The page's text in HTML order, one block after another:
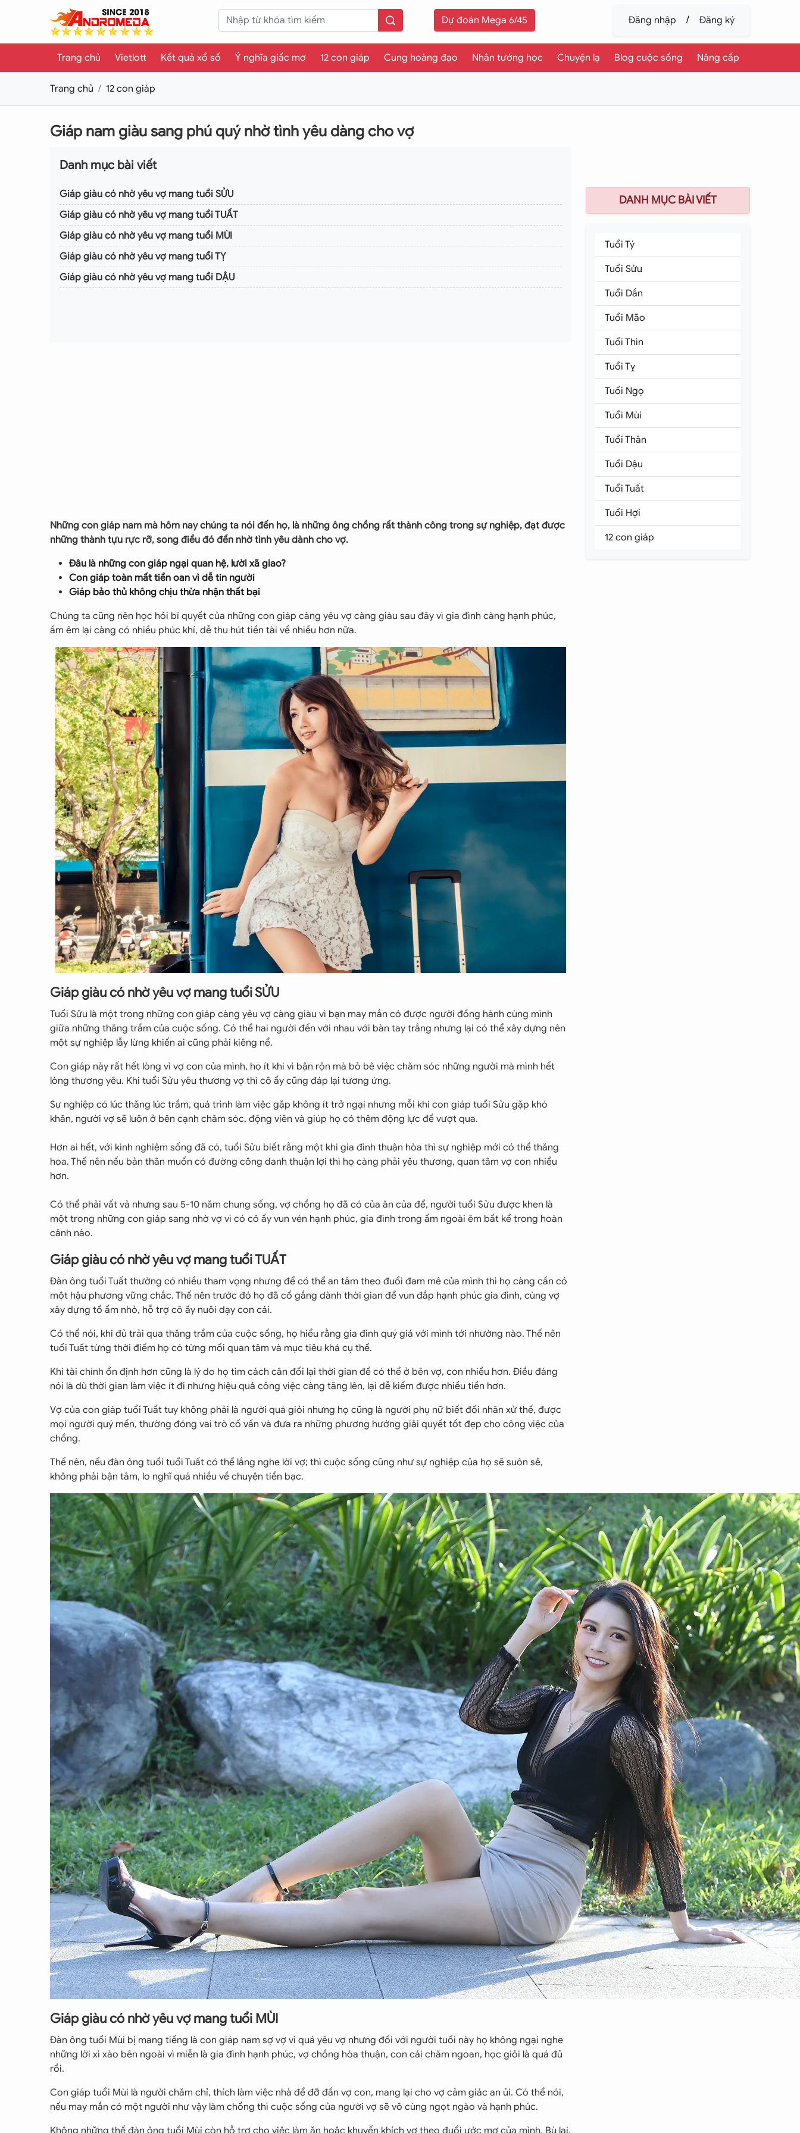
Dự đoán Mega 6/45 Đăng nhập / Đăng ký
Trang chủ Vietlott Kết quả xổ số Ý nghĩa giấc mơ 12 con giáp Cung hoàng đạo Nhân tướng học Chuyện lạ Blog cuộc sống Nâng cấp
Trang chủ 12 con giáp
Giáp nam giàu sang phú quý nhờ tình yêu dàng cho vợ
Danh mục bài viết
Giáp giàu có nhờ yêu vợ mang tuổi SỬU
Giáp giàu có nhờ yêu vợ mang tuổi TUẤT
Giáp giàu có nhờ yêu vợ mang tuổi MÙI
Giáp giàu có nhờ yêu vợ mang tuổi TỴ
Giáp giàu có nhờ yêu vợ mang tuổi DẬU
Những con giáp nam mà hôm nay chúng ta nói đến họ, là những ông chồng rất thành công trong sự nghiệp, đạt được
những thành tựu rực rỡ, song điều đó đến nhờ tình yêu dành cho vợ.
Đâu là những con giáp ngại quan hệ, lười xã giao?
Con giáp toàn mất tiền oan vì dễ tin người
Giáp bảo thủ không chịu thừa nhận thất bại
Chúng ta cũng nên học hỏi bí quyết của những con giáp càng yêu vợ càng giàu sau đây vì gia đình càng hạnh phúc,
ấm êm lại càng có nhiều phúc khí, dễ thu hút tiền tài về nhiều hơn nữa.
Giáp giàu có nhờ yêu vợ mang tuổi SỬU
Tuổi Sửu là một trong những con giáp càng yêu vợ càng giàu vì bạn may mắn có được người đồng hành cùng mình
giữa những thăng trầm của cuộc sống. Có thể hai người đến với nhau với bàn tay trắng nhưng lại có thể xây dựng nên
một sự nghiệp lẫy lừng khiến ai cũng phải kiêng nể.
Con giáp này rất hết lòng vì vợ con của mình, họ ít khi vì bận rộn mà bỏ bê việc chăm sóc những người mà mình hết
lòng thương yêu. Khi tuổi Sửu yêu thương vợ thì cô ấy cũng đáp lại tương ứng.
Sự nghiệp có lúc thăng lúc trầm, quá trình làm việc gặp không ít trở ngại nhưng mỗi khi con giáp tuổi Sửu gặp khó
khăn, người vợ sẽ luôn ở bên cạnh chăm sóc, động viên và giúp họ có thêm động lực để vượt qua.
Hơn ai hết, với kinh nghiệm sống đã có, tuổi Sửu biết rằng một khi gia đình thuận hòa thì sự nghiệp mới có thể thăng
hoa. Thế nên nếu bản thân muốn có đường công danh thuận lợi thì họ càng phải yêu thương, quan tâm vợ con nhiều
hơn.
Có thể phải vất vả nhưng sau 5-10 năm chung sống, vợ chồng họ đã có của ăn của để, người tuổi Sửu được khen là
một trong những con giáp sang nhờ vợ vì có cô ấy vun vén hạnh phúc, gia đình trong ấm ngoài êm bất kể trong hoàn
cảnh nào.
Giáp giàu có nhờ yêu vợ mang tuổi TUẤT
Đàn ông tuổi Tuất thường có nhiều tham vọng nhưng để có thể an tâm theo đuổi đam mê của mình thì họ càng cần có
một hậu phương vững chắc. Thế nên trước đó họ đã cố gắng dành thời gian để vun đắp hạnh phúc gia đình, cùng vợ
xây dựng tổ ấm nhỏ, hỗ trợ cô ấy nuôi dạy con cái.
Có thể nói, khi đủ trải qua thăng trầm của cuộc sống, họ hiểu rằng gia đình quý giá với mình tới nhường nào. Thế nên
tuổi Tuất từng thời điểm họ có từng mối quan tâm và mục tiêu khá cụ thể.
Khi tài chính ổn định hơn cũng là lý do họ tìm cách cân đối lại thời gian để có thể ở bên vợ, con nhiều hơn. Điều đáng
nói là dù thời gian làm việc ít đi nhưng hiệu quả công việc càng tăng lên, lại dễ kiếm được nhiều tiền hơn.
Vợ của con giáp tuổi Tuất tuy không phải là người quá giỏi nhưng họ cũng là người phụ nữ biết đối nhân xử thế, được
mọi người quý mến, thường đóng vai trò cố vấn và đưa ra những phương hướng giải quyết tốt đẹp cho công việc của
chồng.
Thế nên, nếu đàn ông tuổi tuổi Tuất có thể lắng nghe lời vợ; thì cuộc sống cũng như sự nghiệp của họ sẽ suôn sẻ,
không phải bận tâm, lo nghĩ quá nhiều về chuyện tiền bạc.
Giáp giàu có nhờ yêu vợ mang tuổi MÙI
Đàn ông tuổi Mùi bị mang tiếng là con giáp nam sợ vợ vì quá yêu vợ nhưng đối với người tuổi này họ không ngại nghe
những lời xì xào bên ngoài vì miễn là gia đình hạnh phúc, vợ chồng hòa thuận, con cái chăm ngoan, học giỏi là quá đủ
rồi.
Con giáp tuổi Mùi là người chăm chỉ, thích làm việc nhà để đỡ đần vợ con, mang lại cho vợ cảm giác an ủi. Có thể nói,
nếu may mắn có một người như vậy làm chồng thì cuộc sống của người vợ sẽ vô cùng ngọt ngào và hạnh phúc.
Không những thế đàn ông tuổi Mùi còn hỗ trợ cho việc làm ăn hoặc khuyến khích vợ theo đuổi ước mơ của mình. Bù lại,
DANH MỤC BÀI VIẾT
Tuổi Tý
Tuổi Sửu
Tuổi Dần
Tuổi Mão
Tuổi Thìn
Tuổi Tỵ
Tuổi Ngọ
Tuổi Mùi
Tuổi Thân
Tuổi Dậu
Tuổi Tuất
Tuổi Hợi
12 con giáp